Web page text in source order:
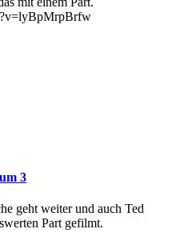
3
geht weiter und auch Ted
Part gefilmt.